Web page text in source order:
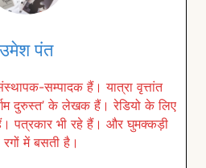
पंत
सम्पादक हैं। यात्रा वृत्तांत
दुरुस्त’ के लेखक हैं। रेडियो के लिए
पत्रकार भी रहे हैं। और घुमक्कड़ी
में बसती है।